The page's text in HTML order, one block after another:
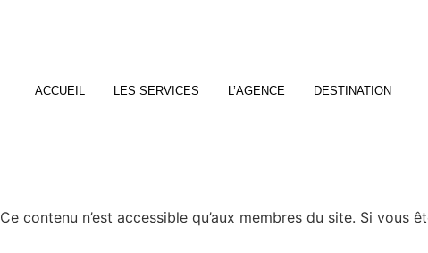
ACCUEIL LES SERVICES L’AGENCE DESTINATION
Ce contenu n’est accessible qu’aux membres du site. Si